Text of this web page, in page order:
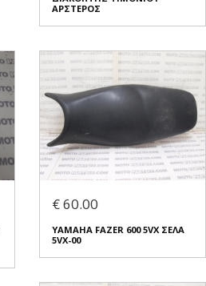
ΑΡΣΤΕΡΟΣ
€ 60.00
YAMAHA FAZER 600 5VX ΣΕΛΑ
5VX-00